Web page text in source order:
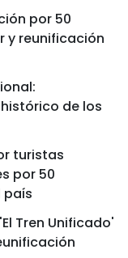
por 50
y reunificación
de los
turistas
por 50
país
Tren Unificado'